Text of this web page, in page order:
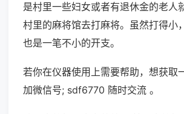
是村里一些妇女或者有退休金的老人
村里的麻将馆去打麻将。虽然打得小
也是一笔不小的开支。
若你在仪器使用上需要帮助，想获取
加微信号; sdf6770 随时交流 。